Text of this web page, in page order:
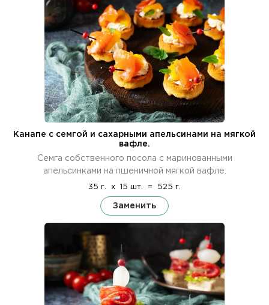
Канапе с семгой и сахарными апельсинами на мягкой
вафле.
Семга собственного посола с маринованными
апельсинками на пшеничной мягкой вафле.
35 г. x 15 шт. = 525 г.
Заменить